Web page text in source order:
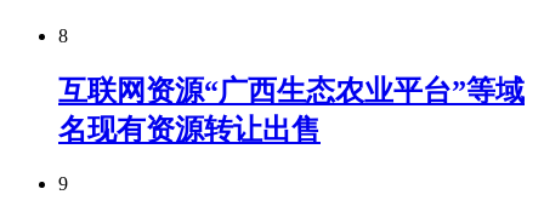
8
互联网资源“广西生态农业平台”等域
名现有资源转让出售
9